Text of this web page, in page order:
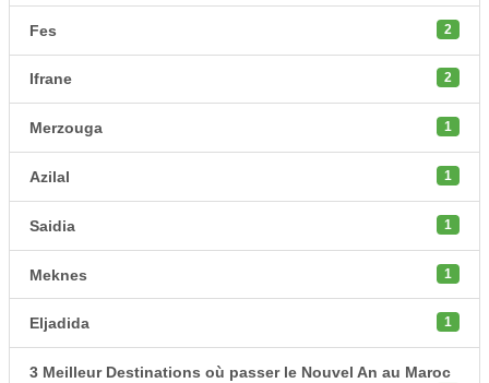
Fes 2
Ifrane 2
Merzouga 1
Azilal 1
Saidia 1
Meknes 1
Eljadida 1
3 Meilleur Destinations où passer le Nouvel An au Maroc